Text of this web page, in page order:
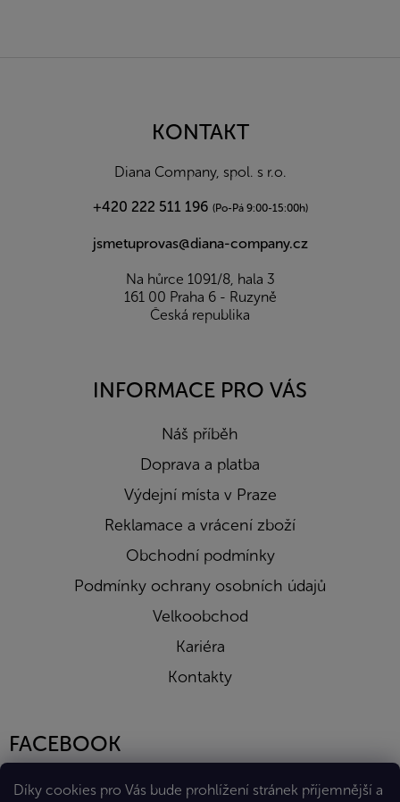
Díky cookies pro Vás bude prohlížení stránek příjemnější a
KONTAKT
Diana Company, spol. s r.o.
+420 222 511 196 (Po-Pá 9:00-15:00h)
jsmetuprovas@diana-company.cz
Na hůrce 1091/8, hala 3
161 00 Praha 6 - Ruzyně
Česká republika
INFORMACE PRO VÁS
Náš příběh
Doprava a platba
Výdejní místa v Praze
Reklamace a vrácení zboží
Obchodní podmínky
Podmínky ochrany osobních údajů
Velkoobchod
Kariéra
Kontakty
FACEBOOK